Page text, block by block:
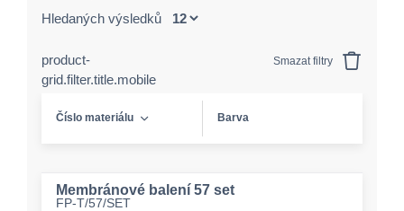
Hledaných výsledků
product-
grid.filter.title.mobile
Smazat filtry
Číslo materiálu Barva
Membránové balení 57 set
FP-T/57/SET